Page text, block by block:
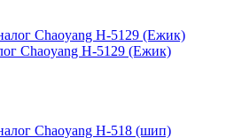
Chaoyang Н-5129 (Ежик)